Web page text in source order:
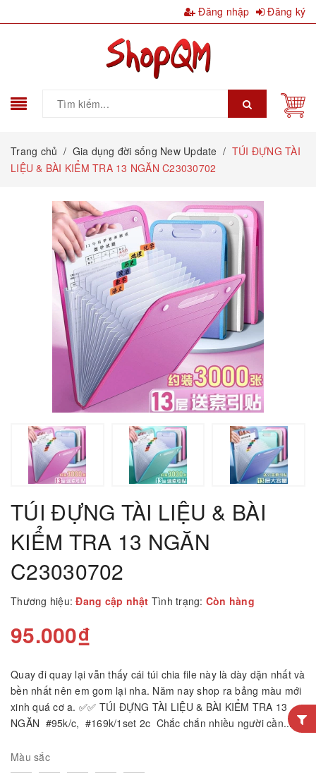
Đăng nhập Đăng ký
Trang chủ / Gia dụng đời sống New Update / TÚI ĐỰNG TÀI
LIỆU & BÀI KIỂM TRA 13 NGĂN C23030702
TÚI ĐỰNG TÀI LIỆU & BÀI
KIỂM TRA 13 NGĂN
C23030702
Thương hiệu: Đang cập nhật Tình trạng: Còn hàng
95.000₫
Quay đi quay lại vẫn thấy cái túi chia file này là dày dặn nhất và
bền nhất nên em gom lại nha. Năm nay shop ra bảng màu mới
xinh quá cơ a. ✅✅ TÚI ĐỰNG TÀI LIỆU & BÀI KIỂM TRA 13
NGĂN #95k/c, #169k/1set 2c Chắc chắn nhiều người cần...
Màu sắc